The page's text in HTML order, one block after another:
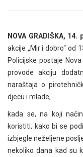
NOVA GRADIŠKA,
akcije „Mir i dobro“ od
Policijske postaje
provode akciju
naraštaja o
djecu i mlade,
kada se, na koji
koristiti, kako bi se
izbjegle neželjene
nekoliko dana kad su